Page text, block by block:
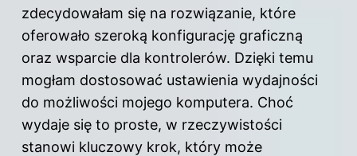
zdecydowałam się na rozwiązanie, które
oferowało szeroką konfigurację graficzną
oraz wsparcie dla kontrolerów. Dzięki temu
mogłam dostosować ustawienia wydajności
do możliwości mojego komputera. Choć
wydaje się to proste, w rzeczywistości
stanowi kluczowy krok, który może